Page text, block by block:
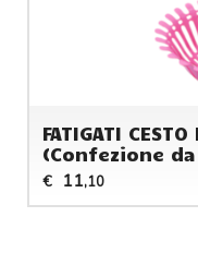
FATIGATI
(Confezione
€ 11,10